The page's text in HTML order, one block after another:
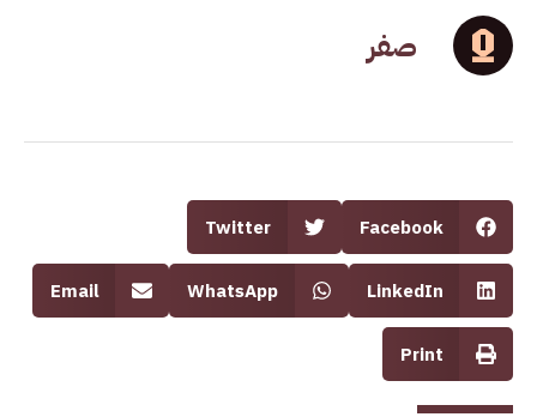
صفر
Facebook
Twitter
LinkedIn
WhatsApp
Email
Print